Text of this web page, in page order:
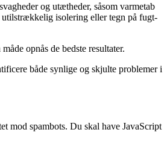
og utætheder, såsom varmetab
utilstrækkelig isolering eller tegn på fugt-
opnås de bedste resultater.
både synlige og skjulte problemer i
mod spambots. Du skal have JavaScript